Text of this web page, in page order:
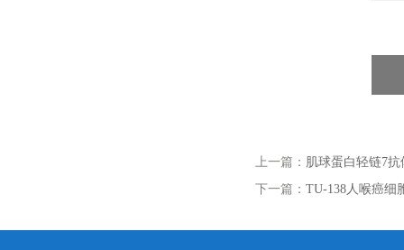
上一篇： 肌球蛋白轻链7抗
下一篇： TU-138人喉癌细